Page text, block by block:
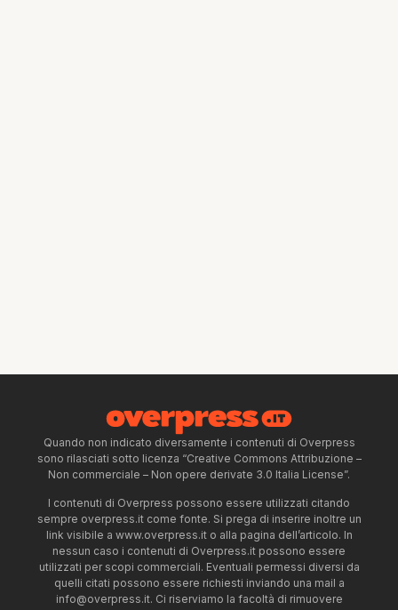
Quando non indicato diversamente i contenuti di Overpress
sono rilasciati sotto licenza “Creative Commons Attribuzione –
Non commerciale – Non opere derivate 3.0 Italia License”.
I contenuti di Overpress possono essere utilizzati citando
sempre overpress.it come fonte. Si prega di inserire inoltre un
link visibile a www.overpress.it o alla pagina dell’articolo. In
nessun caso i contenuti di Overpress.it possono essere
utilizzati per scopi commerciali. Eventuali permessi diversi da
quelli citati possono essere richiesti inviando una mail a
info@overpress.it. Ci riserviamo la facoltà di rimuovere